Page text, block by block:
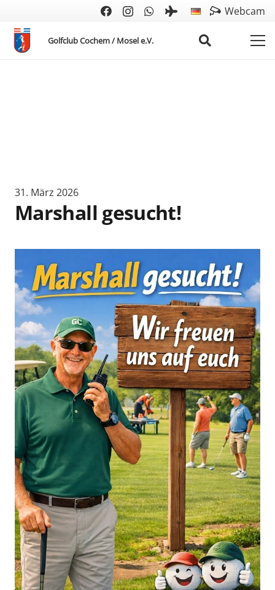
Webcam
Golfclub Cochem / Mosel e.V.
31. März 2026
Marshall gesucht!